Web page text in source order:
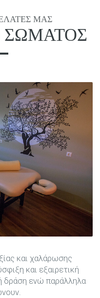
ΜΑΣ
ΣΏΜΑΤΟΣ
και χαλάρωσης
και εξαιρετική
δράση ενώ παράλληλα